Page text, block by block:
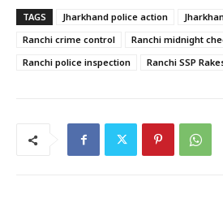
TAGS Jharkhand police action
Ranchi crime control
Ranchi midnight
Ranchi police inspection
Ranchi SSP